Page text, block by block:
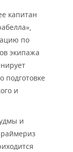
капитан
по
экипажа
подготовке
и
и